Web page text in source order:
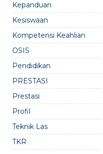
Kepanduan
Kesiswaan
Kompetensi Keahlian
OSIS
Pendidikan
PRESTASI
Prestasi
Profil
Teknik Las
TKR